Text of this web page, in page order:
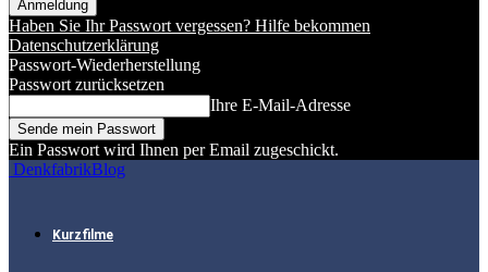
Haben Sie Ihr Passwort vergessen? Hilfe bekommen
Datenschutzerklärung
Passwort-Wiederherstellung
Passwort zurücksetzen
Ihre E-Mail-Adresse
Ein Passwort wird Ihnen per Email zugeschickt.
DenkfabrikBlog
Kurzfilme